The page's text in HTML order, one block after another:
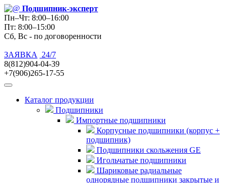
Подшипник-эксперт
Пн–Чт: 8:00–16:00
Пт: 8:00–15:00
Сб, Вс - по договоренности
ЗАЯВКА
24/7
8(812)904-04-39
+7(906)265-17-55
Каталог продукции
Подшипники
Импортные подшипники
Корпусные подшипники (корпус +
подшипник)
Подшипники скольжения GE
Игольчатые подшипники
Шариковые радиальные
однорядные подшипники закрытые и